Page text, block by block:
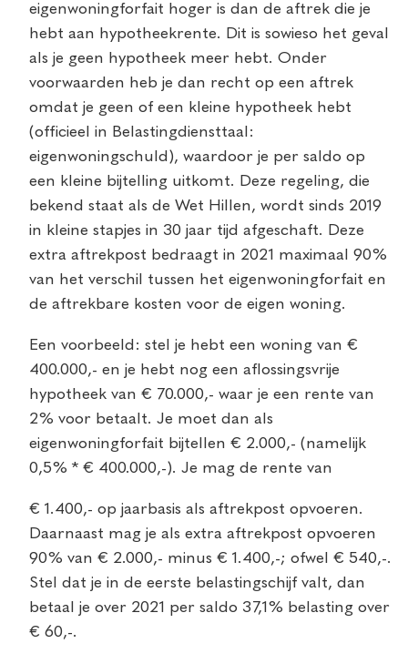
eigenwoningforfait hoger is dan de aftrek die je
hebt aan hypotheekrente. Dit is sowieso het geval
als je geen hypotheek meer hebt. Onder
voorwaarden heb je dan recht op een aftrek
omdat je geen of een kleine hypotheek hebt
(officieel in Belastingdiensttaal:
eigenwoningschuld), waardoor je per saldo op
een kleine bijtelling uitkomt. Deze regeling, die
bekend staat als de Wet Hillen, wordt sinds 2019
in kleine stapjes in 30 jaar tijd afgeschaft. Deze
extra aftrekpost bedraagt in 2021 maximaal 90%
van het verschil tussen het eigenwoningforfait en
de aftrekbare kosten voor de eigen woning.
Een voorbeeld: stel je hebt een woning van €
400.000,- en je hebt nog een aflossingsvrije
hypotheek van € 70.000,- waar je een rente van
2% voor betaalt. Je moet dan als
eigenwoningforfait bijtellen € 2.000,- (namelijk
0,5% * € 400.000,-). Je mag de rente van
€ 1.400,- op jaarbasis als aftrekpost opvoeren.
Daarnaast mag je als extra aftrekpost opvoeren
90% van € 2.000,- minus € 1.400,-; ofwel € 540,-.
Stel dat je in de eerste belastingschijf valt, dan
betaal je over 2021 per saldo 37,1% belasting over
€ 60,-.